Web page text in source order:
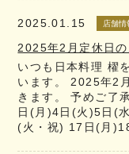
2025.01.15 店舗情
2025年2月定休日
いつも日本料理 櫂
います。 2025年2
きます。 予めご了
日(月)4日(火)5日(
(火・祝) 17日(月